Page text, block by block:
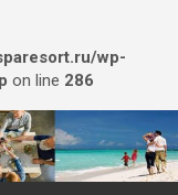
wp-
on line 286